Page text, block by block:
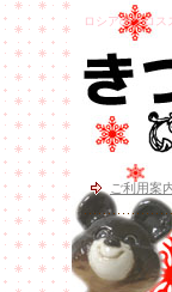
ロシアのクロ
ご利用案